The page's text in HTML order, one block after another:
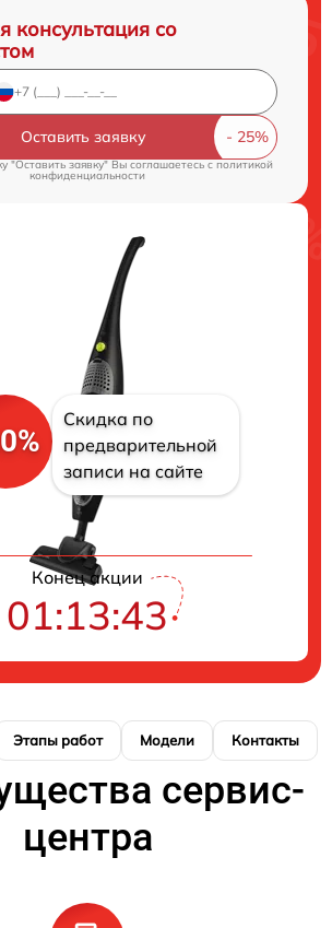
консультация со
Оставить заявку
"Оставить заявку" Вы соглашаетесь cполитикой
конфиденциальности
Скидка по
предварительной
записи на сайте
Конец акции
01:13:42
Этапы работ Модели Контакты
сервис-
центра